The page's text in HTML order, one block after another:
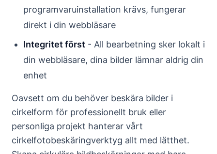
programvaruinstallation krävs, fungerar
direkt i din webbläsare
Integritet först - All bearbetning sker lokalt i
din webbläsare, dina bilder lämnar aldrig din
enhet
Oavsett om du behöver beskära bilder i
cirkelform för professionellt bruk eller
personliga projekt hanterar vårt
cirkelfotobeskäringverktyg allt med lätthet.